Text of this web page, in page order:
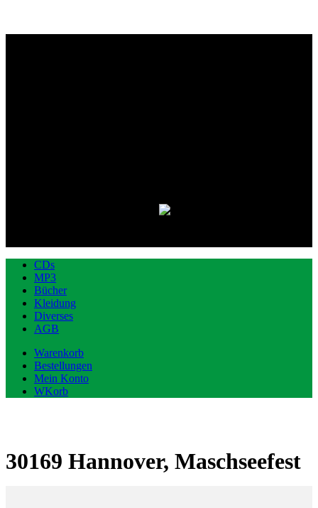
CDs
MP3
Bücher
Kleidung
Diverses
AGB
Warenkorb
Bestellungen
Mein Konto
WKorb
30169 Hannover, Maschseefest